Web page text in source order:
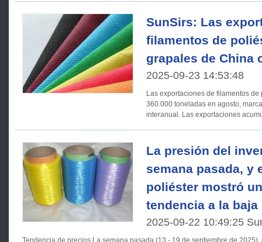
SunSirs: Las
filamentos de
grapales de China
2025-09-23 14:53:48
Las exportaciones de filamentos
360.000 toneladas en agosto,
interanual. Las exportaciones acumuladas de enero a agosto
La presión del
semana pasada, y
poliéster mostró
tendencia a la baja
2025-09-22 10:49:25
Tendencia de precios La semana pasada (13 - 19 de septiembre de 2025), el mercado de filamentos de